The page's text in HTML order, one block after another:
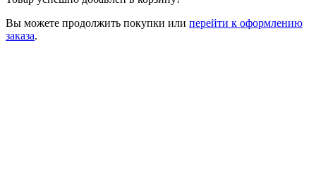
Вы можете продолжить покупки или перейти к оформлению
заказа.